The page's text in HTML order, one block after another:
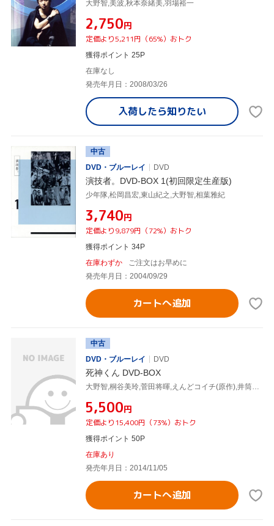
大野智,美波,秋本奈緒美,羽場裕一
¥2,750円
定価より5,211円（65%）おトク
獲得ポイント 25P
在庫なし
発売年月日：2008/03/26
入荷したら知りたい
中古
DVD・ブルーレイ
DVD
演技者。DVD-BOX 1(初回限定生産版)
少年隊,松岡昌宏,東山紀之,大野智,相葉雅紀
¥3,740円
定価より9,879円（72%）おトク
獲得ポイント 34P
在庫わずか
ご注文はお早めに
発売年月日：2004/09/29
カートへ追加
中古
DVD・ブルーレイ
DVD
死神くん DVD-BOX
大野智,桐谷美玲,菅田将暉,えんどコイチ(原作),井筒昭雄(音楽)
¥5,500円
定価より15,400円（73%）おトク
獲得ポイント 50P
在庫あり
発売年月日：2014/11/05
カートへ追加